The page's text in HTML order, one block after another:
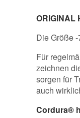
ORIGINAL
Die Größe
Für
zeichnen
sorgen für
auch
Cordura®